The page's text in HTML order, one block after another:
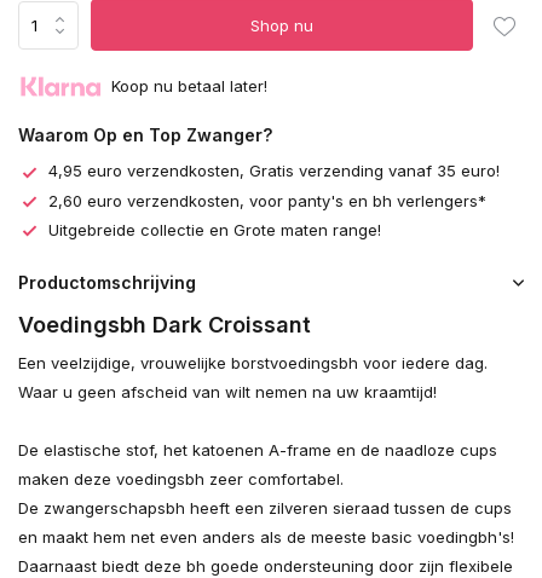
Shop nu
Koop nu betaal later!
Waarom Op en Top Zwanger?
4,95 euro verzendkosten, Gratis verzending vanaf 35 euro!
2,60 euro verzendkosten, voor panty's en bh verlengers*
Uitgebreide collectie en Grote maten range!
Productomschrijving
Voedingsbh Dark Croissant
Een veelzijdige, vrouwelijke borstvoedingsbh voor iedere dag.
Waar u geen afscheid van wilt nemen na uw kraamtijd!
De elastische stof, het katoenen A-frame en de naadloze cups
maken deze voedingsbh zeer comfortabel.
De zwangerschapsbh heeft een zilveren sieraad tussen de cups
en maakt hem net even anders als de meeste basic voedingbh's!
Daarnaast biedt deze bh goede ondersteuning door zijn flexibele